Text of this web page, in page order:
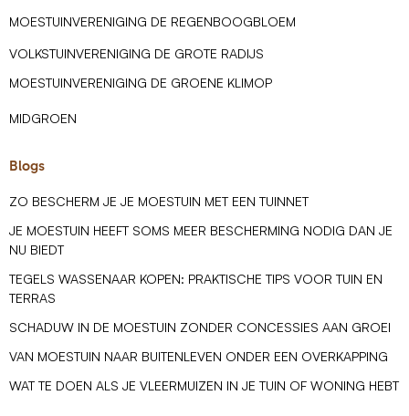
MOESTUINVERENIGING DE REGENBOOGBLOEM
VOLKSTUINVERENIGING DE GROTE RADIJS
MOESTUINVERENIGING DE GROENE KLIMOP
MIDGROEN
Blogs
ZO BESCHERM JE JE MOESTUIN MET EEN TUINNET
JE MOESTUIN HEEFT SOMS MEER BESCHERMING NODIG DAN JE
NU BIEDT
TEGELS WASSENAAR KOPEN: PRAKTISCHE TIPS VOOR TUIN EN
TERRAS
SCHADUW IN DE MOESTUIN ZONDER CONCESSIES AAN GROEI
VAN MOESTUIN NAAR BUITENLEVEN ONDER EEN OVERKAPPING
WAT TE DOEN ALS JE VLEERMUIZEN IN JE TUIN OF WONING HEBT